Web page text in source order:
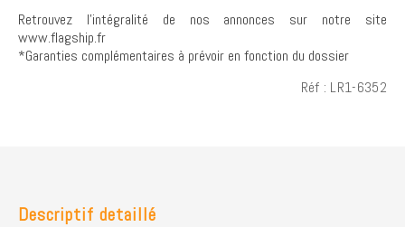
Retrouvez l’intégralité de nos annonces sur notre site
www.flagship.fr
*Garanties complémentaires à prévoir en fonction du dossier
Réf : LR1-6352
Descriptif detaillé